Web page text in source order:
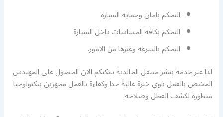
التحكم بامان وحماية السيارة
التحكم بكافة الحساسات داخل السيارة
التحكم بالسرعة وغيرها من الامور.
لذا عبر خدمة بنشر متنقل الخالدية يمكنكم الان الحصول على المهندس
المختص بالعمل ذوي خبرة عالية جدا وكفاءة بالعمل مجهزين بتكنولوجيا
متطورة لكشف العطل وصلاحه.